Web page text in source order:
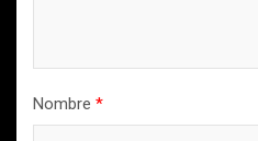
Nombre *